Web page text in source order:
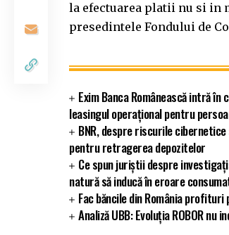
la efectuarea platii nu si in
presedintele Fondului de
Exim Banca Românească intră
leasingul operațional pentru
BNR, despre riscurile
pentru retragerea depozitelor
Ce spun juriștii despre
natură să inducă în eroare
Fac băncile din România
Analiză UBB: Evoluția ROBOR